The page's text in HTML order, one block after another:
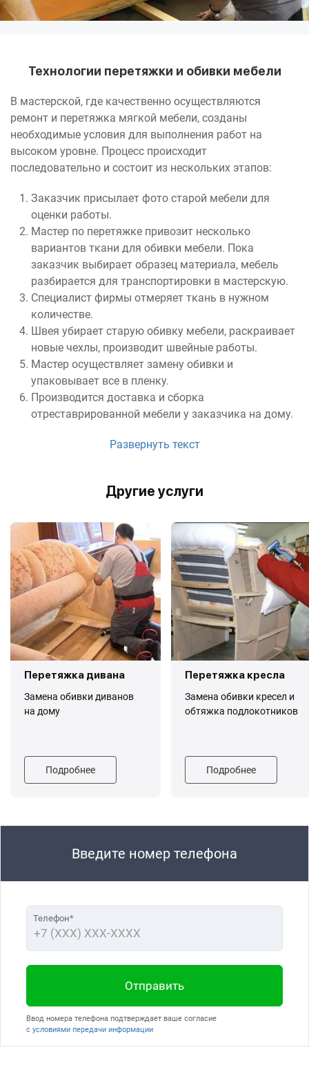
Технологии перетяжки и обивки мебели
В мастерской, где качественно осуществляются
ремонт и перетяжка мягкой мебели, созданы
необходимые условия для выполнения работ на
высоком уровне. Процесс происходит
последовательно и состоит из нескольких этапов:
Заказчик присылает фото старой мебели для
оценки работы.
Мастер по перетяжке привозит несколько
вариантов ткани для обивки мебели. Пока
заказчик выбирает образец материала, мебель
разбирается для транспортировки в мастерскую.
Специалист фирмы отмеряет ткань в нужном
количестве.
Швея убирает старую обивку мебели, раскраивает
новые чехлы, производит швейные работы.
Мастер осуществляет замену обивки и
упаковывает все в пленку.
Производится доставка и сборка
отреставрированной мебели у заказчика на дому.
Развернуть текст
Другие услуги
Перетяжка дивана
Замена обивки диванов
на дому
Подробнее
Перетяжка кресла
Замена обивки кресел и
обтяжка подлокотников
Подробнее
Введите номер телефона
Телефон*
Ввод номера телефона подтверждает ваше согласие
с условиями передачи информации
Отправить